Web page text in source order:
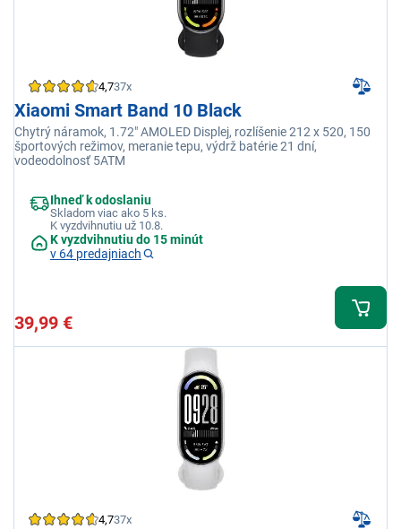
4,737x
Xiaomi Smart Band 10 Black
Chytrý náramok, 1.72" AMOLED Displej, rozlíšenie 212 x 520, 150
športových režimov, meranie tepu, výdrž batérie 21 dní,
vodeodolnosť 5ATM
Ihneď k odoslaniu
Skladom viac ako 5 ks.
K vyzdvihnutiu už 10.8.
K vyzdvihnutiu do 15 minút
v 64 predajniach
39,99 €
4,737x